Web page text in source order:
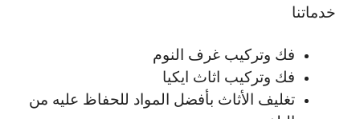
خدماتنا
فك وتركيب غرف النوم
فك وتركيب اثاث ايكيا
تغليف الأثاث بأفضل المواد للحفاظ عليه من